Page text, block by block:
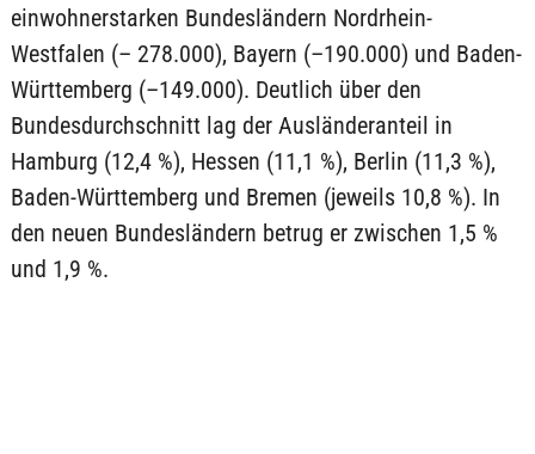
einwohnerstarken Bundesländern Nordrhein-
Westfalen (– 278.000), Bayern (–190.000) und Baden-
Württemberg (–149.000). Deutlich über den
Bundesdurchschnitt lag der Ausländeranteil in
Hamburg (12,4 %), Hessen (11,1 %), Berlin (11,3 %),
Baden-Württemberg und Bremen (jeweils 10,8 %). In
den neuen Bundesländern betrug er zwischen 1,5 %
und 1,9 %.